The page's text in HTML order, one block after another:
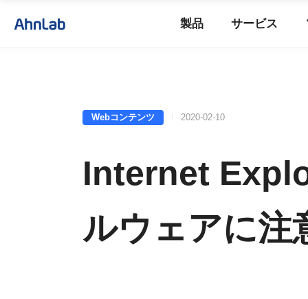
製品 サービス
Webコンテンツ 2020-02-10
Internet
ルウェアに注